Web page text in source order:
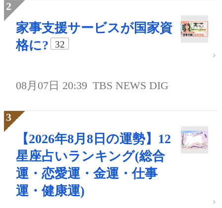
家事支援サービスが国家資
格に?
32
08月07日 20:39 TBS NEWS DIG
【2026年8月8日の運勢】12
星座占いランキング(総合
運・恋愛運・金運・仕事
運・健康運)